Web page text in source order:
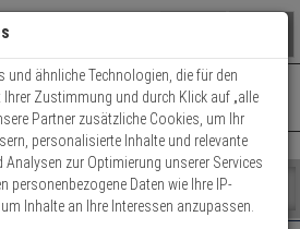
schließen
IM WARENKORB
Ihr Warenkorb ist momentan leer.
()
Fertig
- Do.: 8:00 - 16:30 | Fr.: 8:00 - 14:00 Uhr
nutzen
und ähnliche Technologien, die für den
Zustimmung und durch Klick auf „alle
Partner zusätzliche Cookies, um Ihr
personalisierte Inhalte und relevante
zur Optimierung unserer Services
personenbezogene Daten wie Ihre IP-
Inhalte an Ihre Interessen anzupassen.